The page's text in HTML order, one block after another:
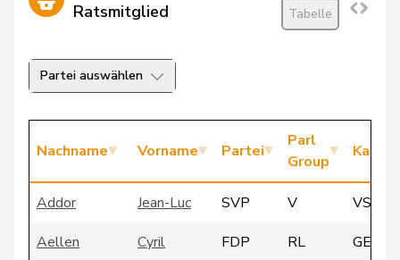
Ratsmitglied
Tabelle
Partei auswählen
Nachname Vorname Partei
Parl
Group
Addor Jean-Luc SVP V
VS
Aellen
Cyril FDP RL
GE